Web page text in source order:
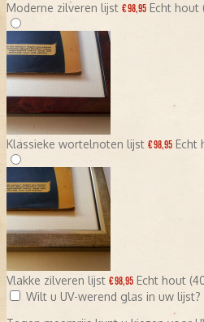
Moderne zilveren lijst € 98,95 Echt hout
Klassieke wortelnoten lijst € 98,95 Echt
Vlakke zilveren lijst € 98,95 Echt hout
Wilt u UV-werend glas in uw lijst?